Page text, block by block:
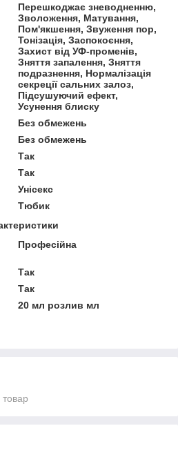
Перешкоджає зневодненню,
Зволоження, Матування,
Пом'якшення, Звуження пор,
Тонізація, Заспокоєння,
Захист від УФ-променів,
Зняття запалення, Зняття
подразнення, Нормалізація
секреції сальних залоз,
Підсушуючий ефект,
Усунення блиску
Без обмежень
Без обмежень
Так
Так
Унісекс
Тюбик
Професійна
Так
Так
20 мл розлив мл